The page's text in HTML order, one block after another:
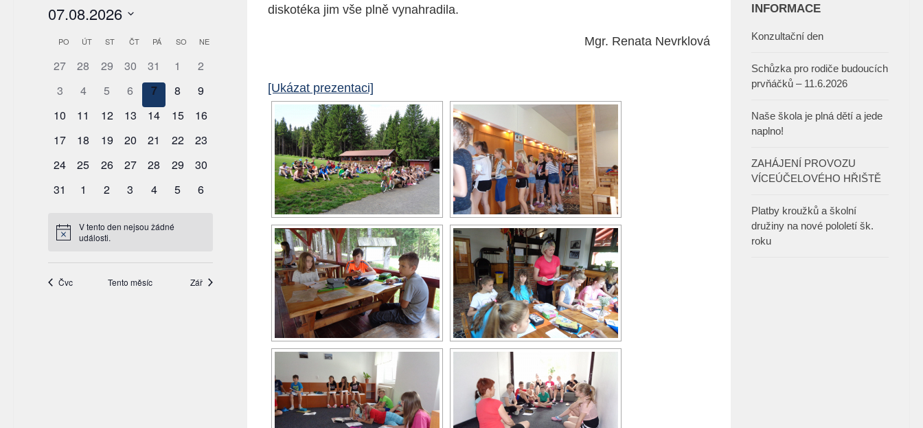
diskotéka jim vše plně vynahradila.
Mgr. Renata Nevrklová
[Ukázat prezentaci]
INFORMACE
Konzultační den
Schůzka pro rodiče budoucích
prvňáčků – 11.6.2026
Naše škola je plná dětí a jede
naplno!
ZAHÁJENÍ PROVOZU
VÍCEÚČELOVÉHO HŘIŠTĚ
Platby kroužků a školní
družiny na nové pololetí šk.
roku